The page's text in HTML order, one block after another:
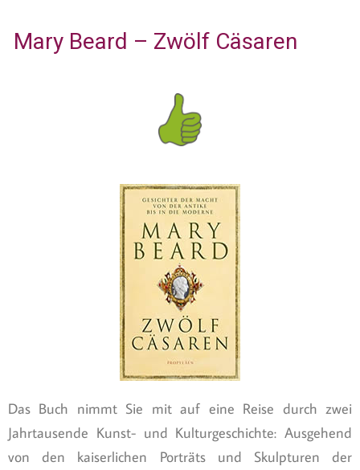
Mary Beard – Zwölf Cäsaren
Das Buch nimmt Sie mit auf eine Reise durch zwei
Jahrtausende Kunst- und Kulturgeschichte: Ausgehend
von den kaiserlichen Porträts und Skulpturen der